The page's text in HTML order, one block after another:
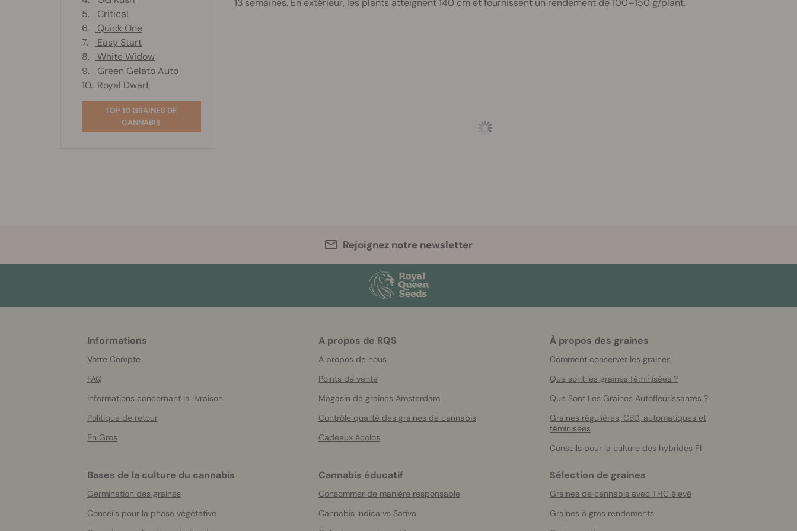
13 semaines. En extérieur, les plants atteignent 140 cm et fournissent un rendement de 100–150 g/plant.
5.
Critical
6.
Quick One
7.
Easy Start
8.
White Widow
9.
Green Gelato Auto
10. Royal Dwarf
TOP 10 GRAINES DE
CANNABIS
Rejoignez notre newsletter
Informations
Votre Compte
FAQ
Informations concernant la livraison
Politique de retour
En Gros
A propos de RQS
A propos de nous
Points de vente
Magasin de graines Amsterdam
Contrôle qualité des graines de cannabis
Cadeaux écolos
À propos des graines
Comment conserver les graines
Que sont les graines féminisées ?
Que Sont Les Graines Autofleurissantes ?
Graines régulières, CBD, automatiques et
féminisées
Conseils pour la culture des hybrides F1
Bases de la culture du cannabis
Germination des graines
Conseils pour la phase végétative
Cannabis éducatif
Consommer de manière responsable
Cannabis Indica vs Sativa
Sélection de graines
Graines de cannabis avec THC élevé
Graines à gros rendements